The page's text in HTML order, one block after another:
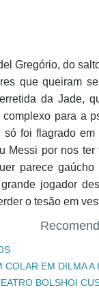
Gregório, do
que queiram
da Jade,
para a
só foi flagrado
Messi por nos
parece
jogador
o tesão em
EM DILMA A
BOLSHOI